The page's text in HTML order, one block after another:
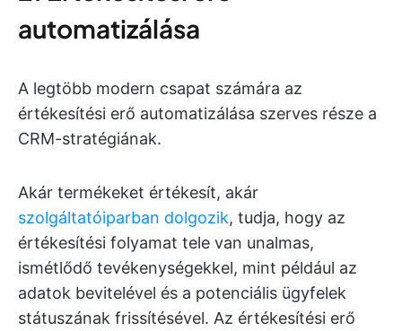
automatizálása
A legtöbb modern csapat számára az
értékesítési erő automatizálása szerves része a
CRM-stratégiának.
Akár termékeket értékesít, akár
szolgáltatóiparban dolgozik, tudja, hogy az
értékesítési folyamat tele van unalmas,
ismétlődő tevékenységekkel, mint például az
adatok bevitelével és a potenciális ügyfelek
státuszának frissítésével. Az értékesítési erő